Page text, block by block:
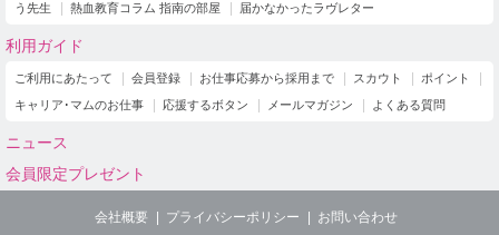
う先生
熱血教育コラム 指南の部屋 届かなかったラヴレター
利用ガイド
ご利用にあたって 会員登録 お仕事応募から採用まで スカウト
ポイント
キャリア･マムのお仕事
応援するボタン メールマガジン よくある質問
ニュース
会員限定プレゼント
会社概要 プライバシーポリシー お問い合わせ